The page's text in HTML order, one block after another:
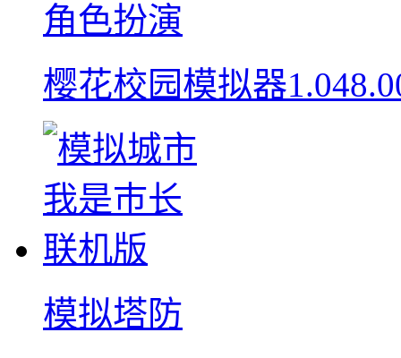
角色扮演
樱花校园模拟器
模拟塔防